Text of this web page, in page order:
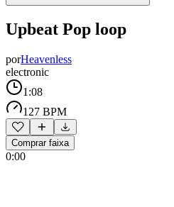
Upbeat Pop loop
porHeavenless
electronic
1:08
127 BPM
Comprar faixa
0:00